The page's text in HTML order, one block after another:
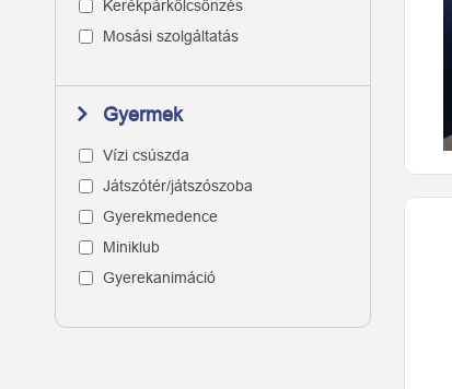
Kerékpárkölcsönzés
Mosási szolgáltatás
Gyermek
Vízi csúszda
Játszótér/játszószoba
Gyerekmedence
Miniklub
Gyerekanimáció